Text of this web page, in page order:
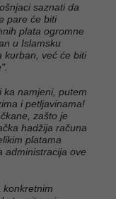
saznati da
pare će biti
plata ogromne
u Islamsku
kurban, već će biti
ka namjeni, putem
i petljavinama!
zašto je
hadžija računa
platama
administracija ove
konkretnim